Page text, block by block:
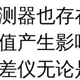
器也
产生
仪无